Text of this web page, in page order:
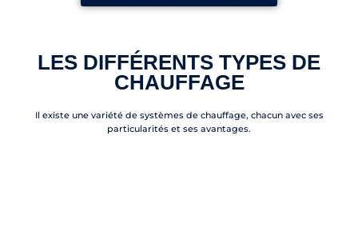
LES DIFFÉRENTS TYPES DE
CHAUFFAGE
Il existe une variété de systèmes de chauffage, chacun avec ses
particularités et ses avantages.